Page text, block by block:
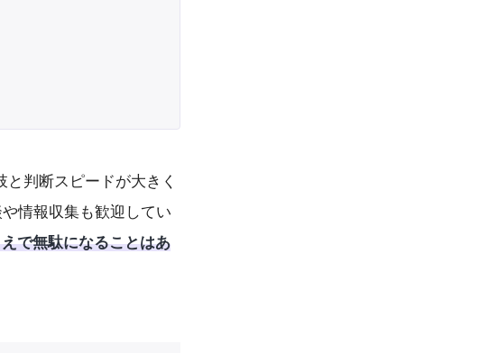
判断スピードが大きく
情報収集も歓迎してい
で無駄になることはあ